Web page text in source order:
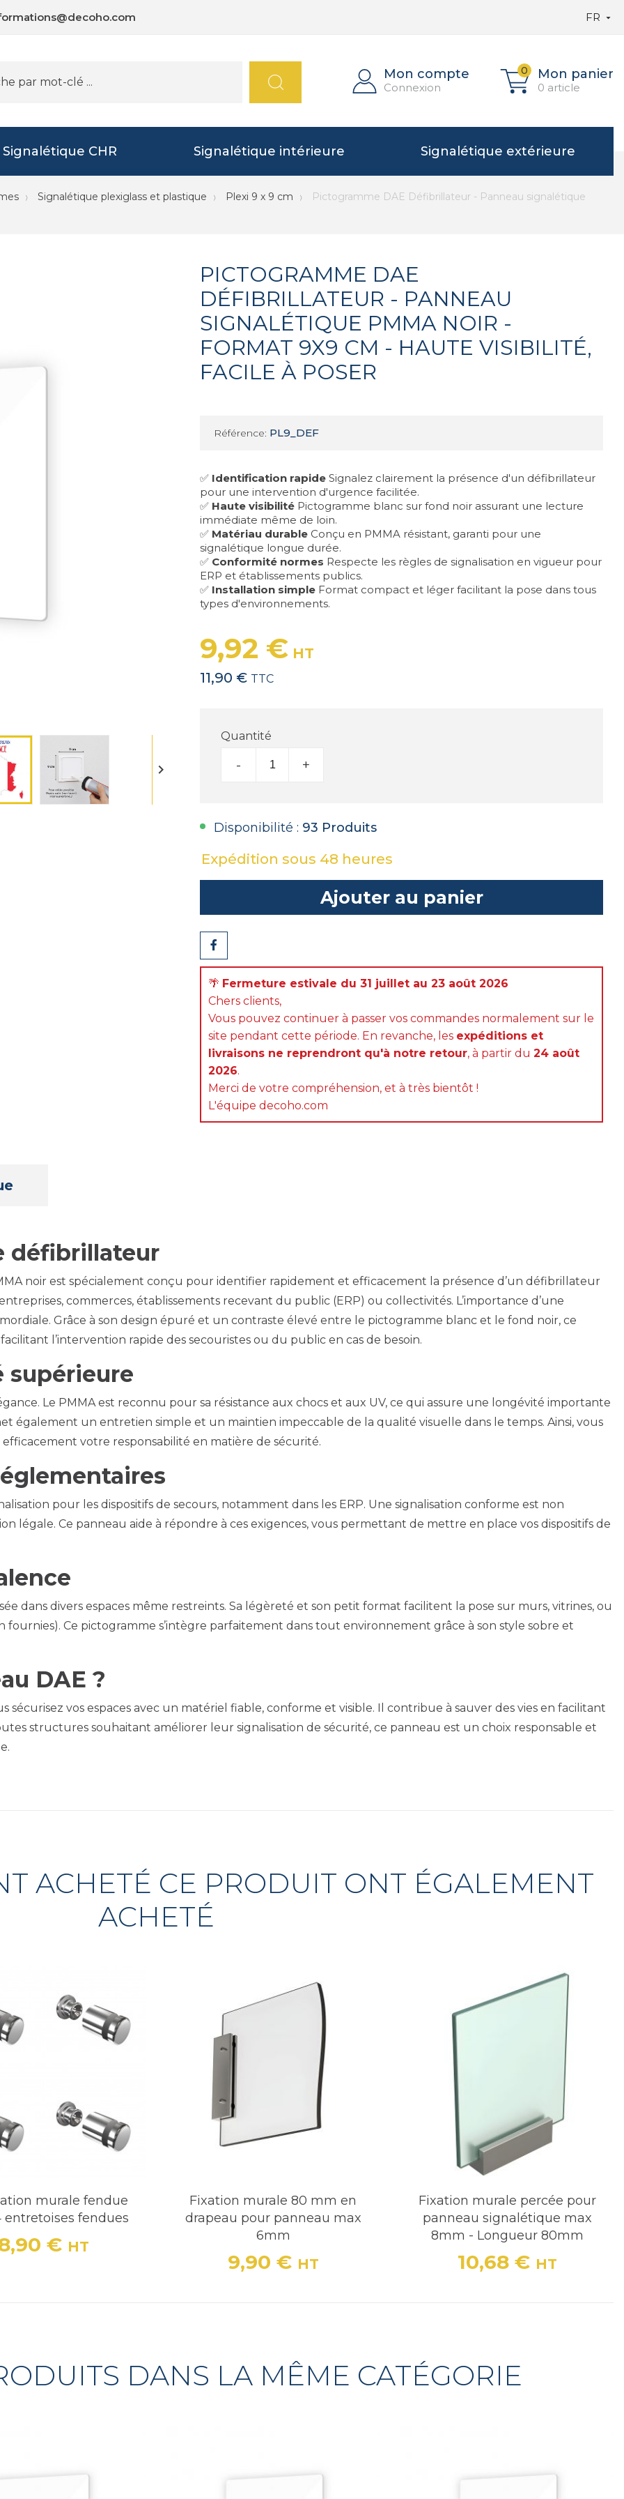
FR 
Mon compte
Connexion
0 Mon panier
0 article
Signalétique CHR Signalétique intérieure Signalétique extérieure
Signalétique plexiglass et plastique Plexi 9 x 9 cm Pictogramme DAE Défibrillateur - Panneau signalétique

PICTOGRAMME DAE
DÉFIBRILLATEUR - PANNEAU
SIGNALÉTIQUE PMMA NOIR -
FORMAT 9X9 CM - HAUTE VISIBILITÉ,
FACILE À POSER
Référence: PL9_DEF
✅ Identification rapide Signalez clairement la présence d'un défibrillateur
pour une intervention d'urgence facilitée.
✅ Haute visibilité Pictogramme blanc sur fond noir assurant une lecture
immédiate même de loin.
✅ Matériau durable Conçu en PMMA résistant, garanti pour une
signalétique longue durée.
✅ Conformité normes Respecte les règles de signalisation en vigueur pour
ERP et établissements publics.
✅ Installation simple Format compact et léger facilitant la pose dans tous
types d'environnements.
9,92 € HT
11,90 € TTC
Quantité
- +
Disponibilité : 93 Produits
Expédition sous 48 heures
Ajouter au panier
Partager
🌴 Fermeture estivale du 31 juillet au 23 août 2026
Chers clients,
Vous pouvez continuer à passer vos commandes normalement sur le
site pendant cette période. En revanche, les expéditions et
livraisons ne reprendront qu'à notre retour, à partir du 24 août
2026.
Merci de votre compréhension, et à très bientôt !
L'équipe decoho.com
défibrillateur
noir est spécialement conçu pour identifier rapidement et efficacement la présence d’un défibrillateur
commerces, établissements recevant du public (ERP) ou collectivités. L’importance d’une
Grâce à son design épuré et un contraste élevé entre le pictogramme blanc et le fond noir, ce
l’intervention rapide des secouristes ou du public en cas de besoin.
supérieure
Le PMMA est reconnu pour sa résistance aux chocs et aux UV, ce qui assure une longévité importante
également un entretien simple et un maintien impeccable de la qualité visuelle dans le temps. Ainsi, vous
votre responsabilité en matière de sécurité.
pour les dispositifs de secours, notamment dans les ERP. Une signalisation conforme est non
légale. Ce panneau aide à répondre à ces exigences, vous permettant de mettre en place vos dispositifs de
dans divers espaces même restreints. Sa légèreté et son petit format facilitent la pose sur murs, vitrines, ou
Ce pictogramme s’intègre parfaitement dans tout environnement grâce à son style sobre et
DAE ?
sécurisez vos espaces avec un matériel fiable, conforme et visible. Il contribue à sauver des vies en facilitant
structures souhaitant améliorer leur signalisation de sécurité, ce panneau est un choix responsable et
ACHETÉ CE PRODUIT ONT ÉGALEMENT
ACHETÉ
murale fendue
entretoises fendues
Prix
€ HT
Fixation murale 80 mm en
drapeau pour panneau max
6mm
Prix
9,90 € HT
Fixation murale percée pour
panneau signalétique max
8mm - Longueur 80mm
Prix
10,68 € HT
DANS LA MÊME CATÉGORIE